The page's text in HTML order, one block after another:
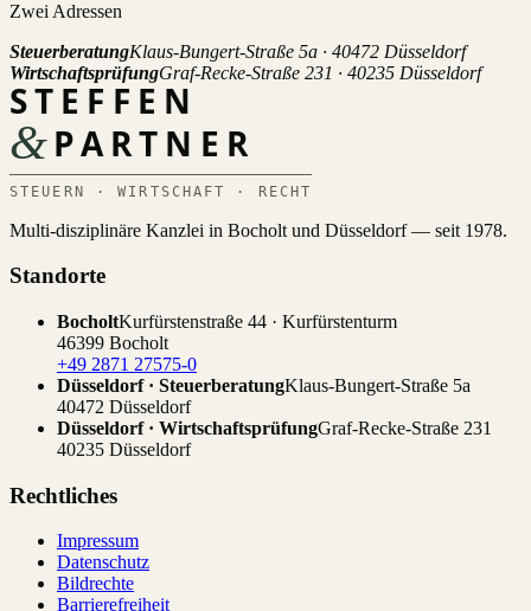
Zwei Adressen
SteuerberatungKlaus-Bungert-Straße 5a · 40472 Düsseldorf
WirtschaftsprüfungGraf-Recke-Straße 231 · 40235 Düsseldorf
STEFFEN
&PARTNER
STEUERN · WIRTSCHAFT · RECHT
Multi-disziplinäre Kanzlei in Bocholt und Düsseldorf — seit 1978.
Standorte
BocholtKurfürstenstraße 44 · Kurfürstenturm
46399 Bocholt
+49 2871 27575-0
Düsseldorf · SteuerberatungKlaus-Bungert-Straße 5a
40472 Düsseldorf
Düsseldorf · WirtschaftsprüfungGraf-Recke-Straße 231
40235 Düsseldorf
Rechtliches
Impressum
Datenschutz
Bildrechte
Barrierefreiheit